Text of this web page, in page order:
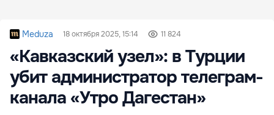
Meduza 18 октября 2025, 15:14 11 824
«Кавказский узел»: в Турции
убит администратор телеграм-
канала «Утро Дагестан»